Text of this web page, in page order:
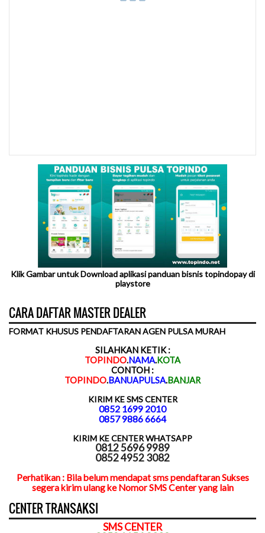
Klik Gambar untuk Download aplikasi panduan bisnis topindopay di
playstore
CARA DAFTAR MASTER DEALER
FORMAT KHUSUS PENDAFTARAN AGEN PULSA MURAH
SILAHKAN KETIK :
TOPINDO.NAMA.KOTA
CONTOH :
TOPINDO.BANUAPULSA.BANJAR
KIRIM KE SMS CENTER
0852 1699 2010
0857 9886 6664
KIRIM KE CENTER WHATSAPP
0812 5696 9989
0852 4952 3082
Perhatikan : Bila belum mendapat sms pendaftaran Sukses
segera kirim ulang ke Nomor SMS Center yang lain
CENTER TRANSAKSI
SMS CENTER